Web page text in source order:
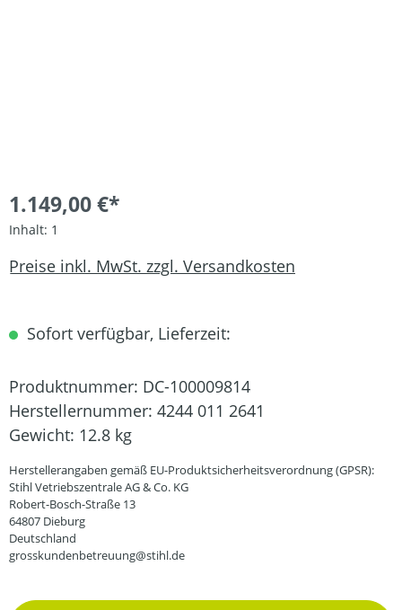
1.149,00 €*
Inhalt: 1
Preise inkl. MwSt. zzgl. Versandkosten
Sofort verfügbar, Lieferzeit:
Produktnummer: DC-100009814
Herstellernummer: 4244 011 2641
Gewicht: 12.8 kg
Herstellerangaben gemäß EU-Produktsicherheitsverordnung (GPSR):
Stihl Vetriebszentrale AG & Co. KG
Robert-Bosch-Straße 13
64807 Dieburg
Deutschland
grosskundenbetreuung@stihl.de